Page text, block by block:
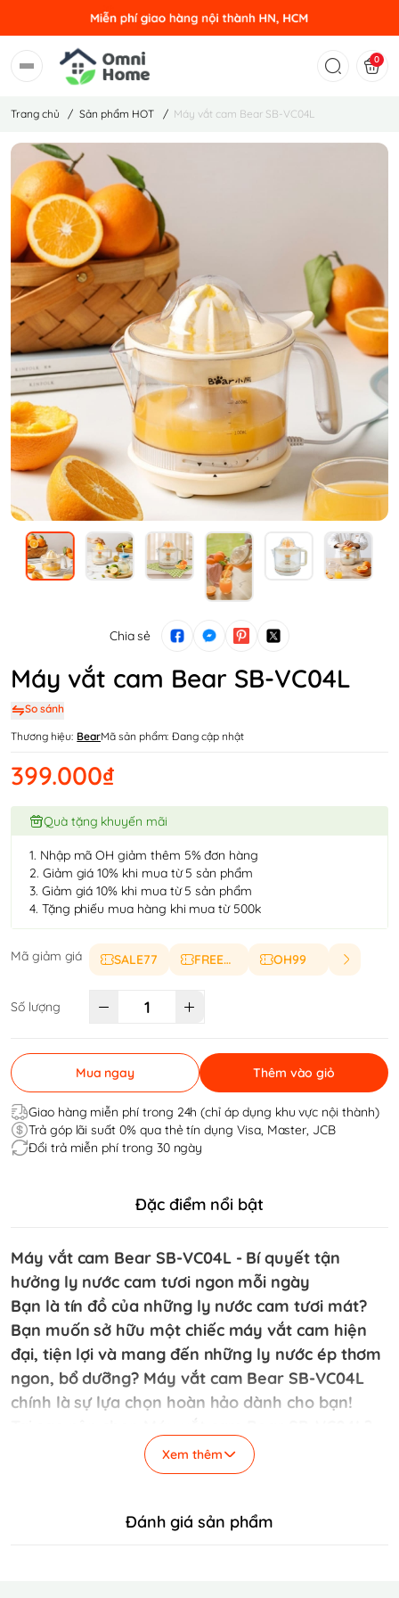
0
Trang chủ / Sản phẩm HOT / Máy vắt cam Bear SB-VC04L
Chia sẻ
Máy vắt cam Bear SB-VC04L
So sánh
Thương hiệu: BearMã sản phẩm: Đang cập nhật
399.000₫
Quà tặng khuyến mãi
1. Nhập mã OH giảm thêm 5% đơn hàng
2. Giảm giá 10% khi mua từ 5 sản phẩm
3. Giảm giá 10% khi mua từ 5 sản phẩm
4. Tặng phiếu mua hàng khi mua từ 500k
Mã giảm giá SALE77 FREESHIP OH99
Số lượng
Mua ngay Thêm vào giỏ
Giao hàng miễn phí trong 24h (chỉ áp dụng khu vực nội thành)
Trả góp lãi suất 0% qua thẻ tín dụng Visa, Master, JCB
Đổi trả miễn phí trong 30 ngày
Đặc điểm nổi bật
Máy vắt cam Bear SB-VC04L - Bí quyết tận
hưởng ly nước cam tươi ngon mỗi ngày
Bạn là tín đồ của những ly nước cam tươi mát?
Bạn muốn sở hữu một chiếc máy vắt cam hiện
đại, tiện lợi và mang đến những ly nước ép thơm
ngon, bổ dưỡng? Máy vắt cam Bear SB-VC04L
chính là sự lựa chọn hoàn hảo dành cho bạn!
Thiết kế thông minh, đa năng: Với 3 đầu vắt tiện
lợi, SB-VC04L phù hợp với nhiều loại trái cây
dàng điều chỉnh để phù hợp với từng loại quả,
Xem thêm
Đánh giá sản phẩm